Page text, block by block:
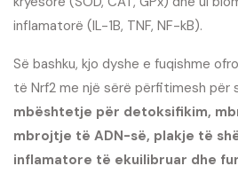
inflamatorë (IL-1B, TNF, NF-kB).
Së bashku, kjo dyshe e fuqishme
të Nrf2 me një sërë përfitimesh për
mbështetje për detoksifikim,
mbrojtje të ADN-së, plakje të
inflamatore të ekuilibruar dhe